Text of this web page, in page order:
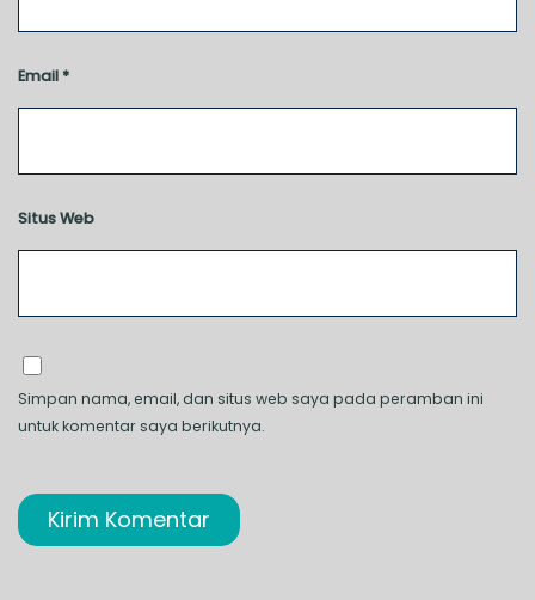
Email *
Situs Web
Simpan nama, email, dan situs web saya pada peramban ini
untuk komentar saya berikutnya.